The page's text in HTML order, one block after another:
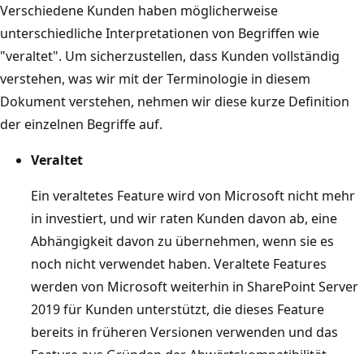
Verschiedene Kunden haben möglicherweise
unterschiedliche Interpretationen von Begriffen wie
"veraltet". Um sicherzustellen, dass Kunden vollständig
verstehen, was wir mit der Terminologie in diesem
Dokument verstehen, nehmen wir diese kurze Definition
der einzelnen Begriffe auf.
Veraltet
Ein veraltetes Feature wird von Microsoft nicht mehr
in investiert, und wir raten Kunden davon ab, eine
Abhängigkeit davon zu übernehmen, wenn sie es
noch nicht verwendet haben. Veraltete Features
werden von Microsoft weiterhin in SharePoint Server
2019 für Kunden unterstützt, die dieses Feature
bereits in früheren Versionen verwenden und das